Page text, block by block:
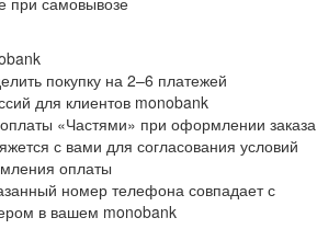
покупку на 2–6 платежей
для клиентов monobank
«Частями» при оформлении заказа
с вами для согласования условий
оплаты
номер телефона совпадает с
в вашем monobank